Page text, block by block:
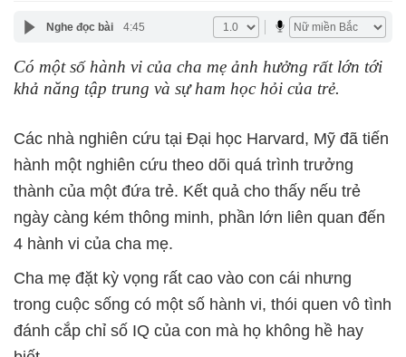
Nghe đọc bài 4:45
Có một số hành vi của cha mẹ ảnh hưởng rất lớn tới
khả năng tập trung và sự ham học hỏi của trẻ.
Các nhà nghiên cứu tại Đại học Harvard, Mỹ đã tiến
hành một nghiên cứu theo dõi quá trình trưởng
thành của một đứa trẻ. Kết quả cho thấy nếu trẻ
ngày càng kém thông minh, phần lớn liên quan đến
4 hành vi của cha mẹ.
Cha mẹ đặt kỳ vọng rất cao vào con cái nhưng
trong cuộc sống có một số hành vi, thói quen vô tình
đánh cắp chỉ số IQ của con mà họ không hề hay